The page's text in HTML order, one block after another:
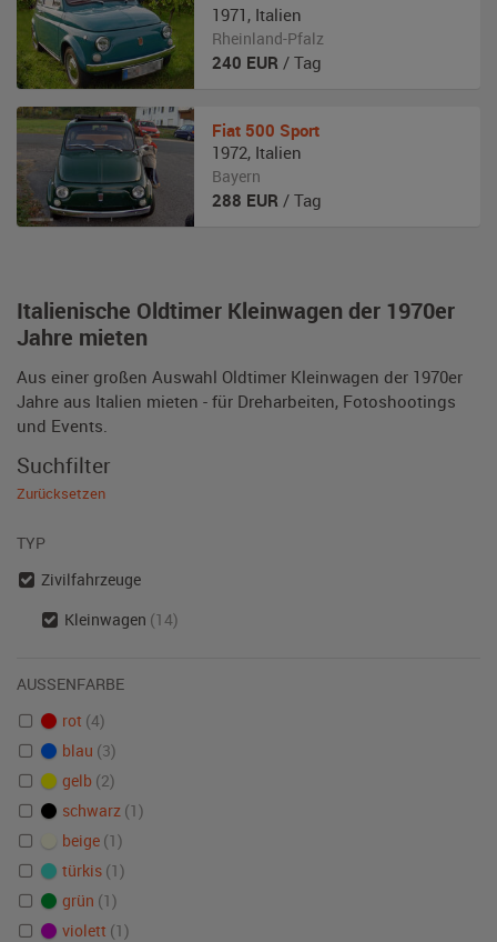
Italienische Oldtimer Kleinwagen der 1970er
Jahre mieten
Aus einer großen Auswahl Oldtimer Kleinwagen der 1970er
Jahre aus Italien mieten - für Dreharbeiten, Fotoshootings
und Events.
1971 , Italien
Rheinland-Pfalz
240 EUR / Tag
Fiat 500 Sport
1972, Italien
Bayern
288 EUR / Tag
Suchfilter
Zurücksetzen
TYP
Zivilfahrzeuge
Kleinwagen (14)
AUSSENFARBE
rot (4)
blau (3)
gelb (2)
schwarz (1)
beige (1)
türkis (1)
grün (1)
violett (1)